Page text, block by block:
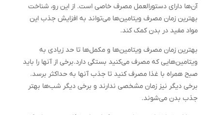
آن‌ها دارای دستورالعمل مصرف خاصی است. از این رو، شناخت
بهترین زمان مصرف ویتامین‌ها می‌تواند به افزایش جذب این
مواد مفید در بدن کمک کند.
بهترین زمان مصرف ویتامین‌ها و مکمل‌ها تا حد زیادی به
ویتامین‌هایی که مصرف می‌کنید بستگی دارد.برخی از آنها را باید
صبح همراه با غذا مصرف کنید تا جذب آنها به حداکثر برسد.
برخی دیگر نیز زمان مشخصی ندارند و برخی دیگر شب‌ها بهتر
جذب بدن می‌شوند.